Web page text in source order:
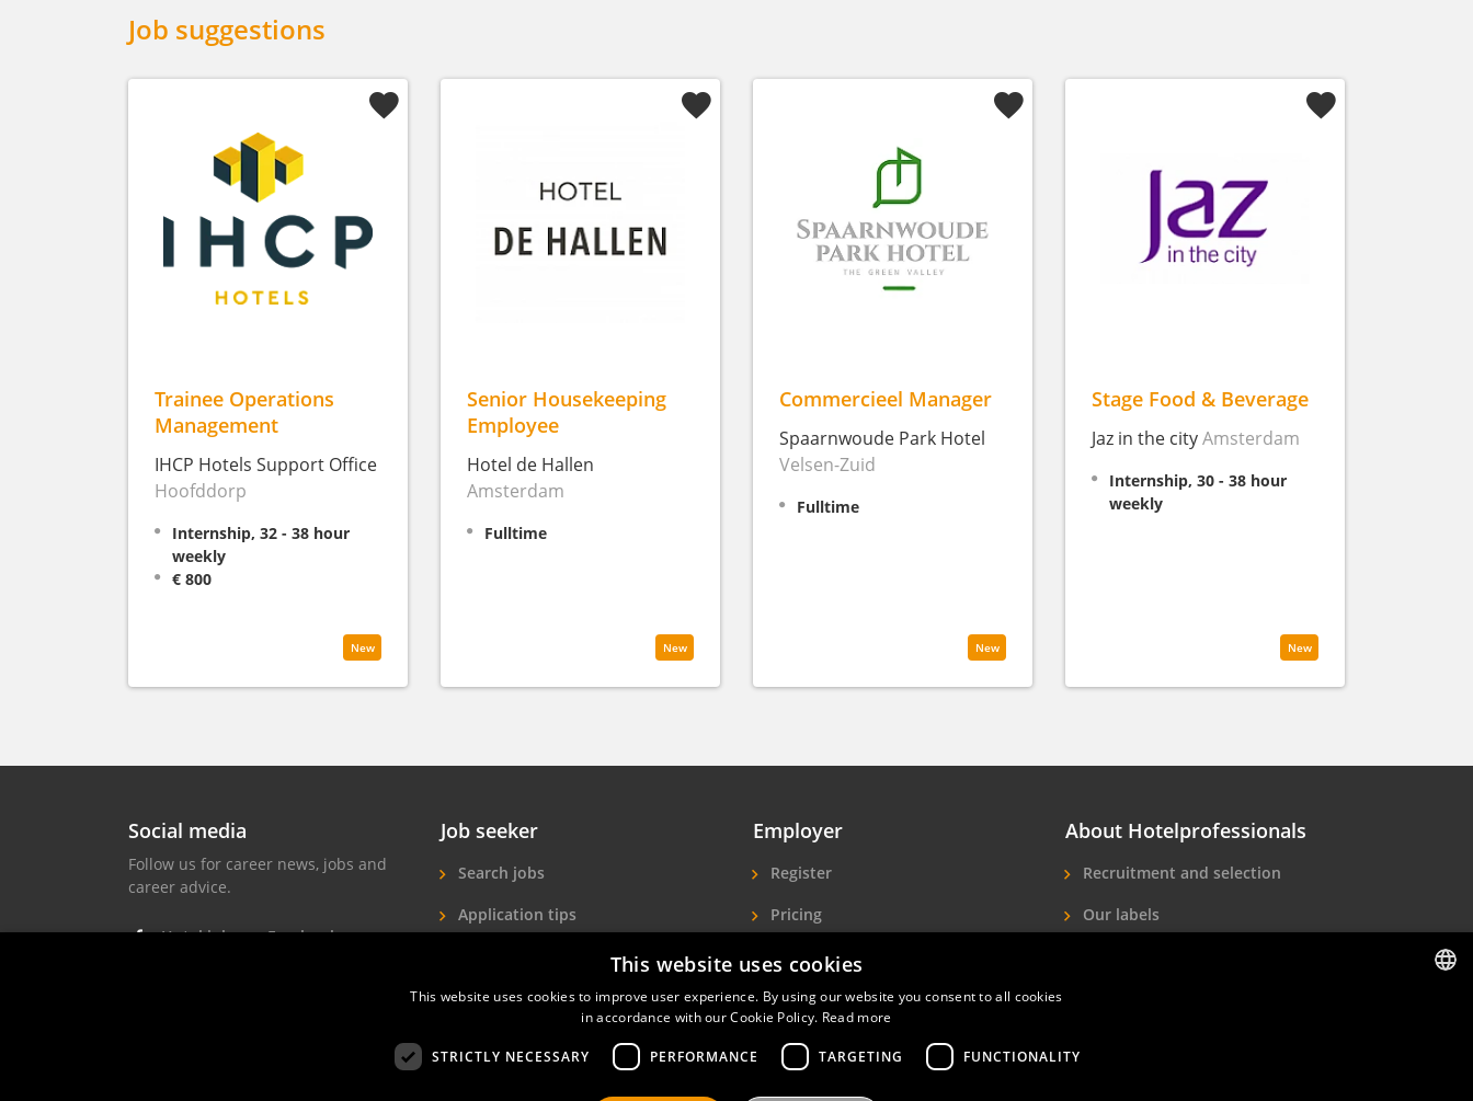
Job suggestions
Trainee Operations
Management
IHCP Hotels Support Office
Hoofddorp
Internship, 32 - 38 hour
weekly
€ 800
New
Senior Housekeeping
Employee
Hotel de Hallen
Amsterdam
Fulltime
New
Commercieel Manager
Spaarnwoude Park Hotel
Velsen-Zuid
Fulltime
New
Stage Food & Beverage
Jaz in the cityAmsterdam
Internship, 30 - 38 hour
weekly
New
Social media
Follow us for career news, jobs and
career advice.
Hotel jobs on Facebook
Job seeker
Search jobs
Application tips
Job Seekers
Employer
Register
Pricing
More exposure
Find hotel staff
About Hotelprofessionals
Recruitment and selection
Our labels
This website uses cookies
This website uses cookies to improve user experience. By using our website you consent to all cookies
in accordance with our Cookie Policy. Read more
STRICTLY NECESSARY PERFORMANCE TARGETING FUNCTIONALITY